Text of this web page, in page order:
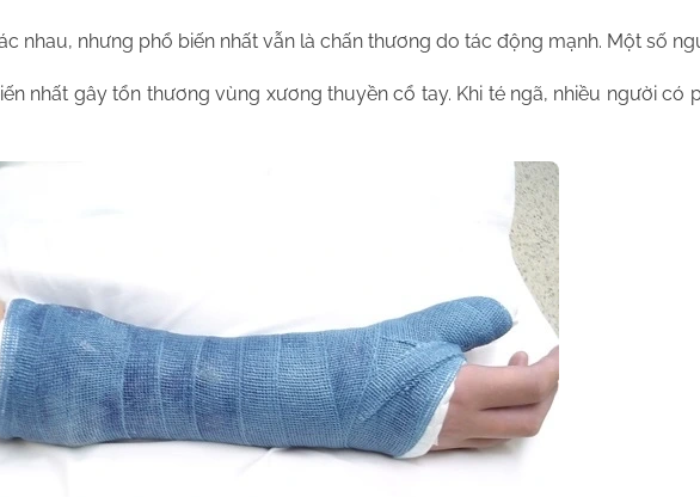
nhau, nhưng phổ biến nhất vẫn là chấn thương do tác động mạnh. Một số
nhất gây tổn thương vùng xương thuyền cổ tay. Khi té ngã, nhiều người có